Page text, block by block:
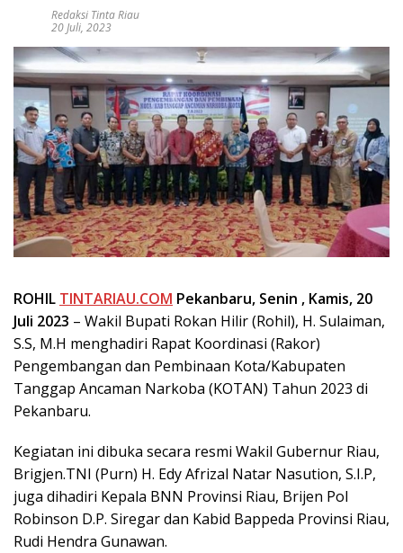
Redaksi Tinta Riau
20 Juli, 2023
ROHIL TINTARIAU.COM Pekanbaru, Senin , Kamis, 20
Juli 2023 – Wakil Bupati Rokan Hilir (Rohil), H. Sulaiman,
S.S, M.H menghadiri Rapat Koordinasi (Rakor)
Pengembangan dan Pembinaan Kota/Kabupaten
Tanggap Ancaman Narkoba (KOTAN) Tahun 2023 di
Pekanbaru.
Kegiatan ini dibuka secara resmi Wakil Gubernur Riau,
Brigjen.TNI (Purn) H. Edy Afrizal Natar Nasution, S.I.P,
juga dihadiri Kepala BNN Provinsi Riau, Brijen Pol
Robinson D.P. Siregar dan Kabid Bappeda Provinsi Riau,
Rudi Hendra Gunawan.